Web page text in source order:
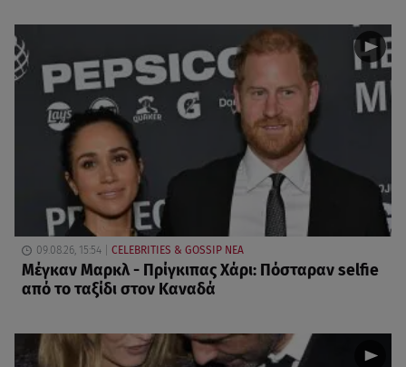
09.08.26, 15:54 CELEBRITIES & GOSSIP ΝΕΑ
Μέγκαν Μαρκλ - Πρίγκιπας Χάρι: Πόσταραν selfie
από το ταξίδι στον Καναδά